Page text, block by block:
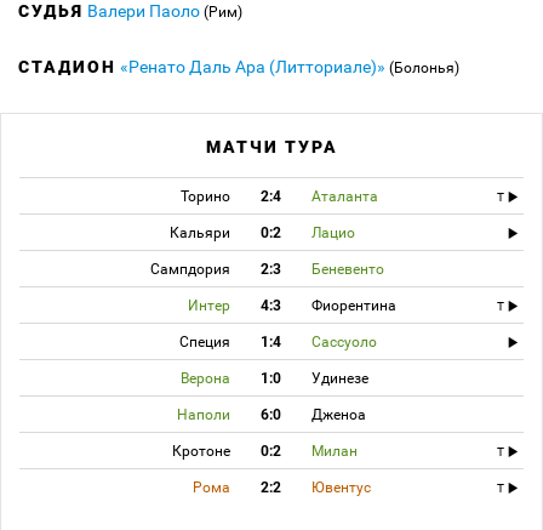
СУДЬЯ Валери Паоло (Рим)
СТАДИОН «Ренато Даль Ара (Литториале)» (Болонья)
МАТЧИ ТУРА
Торино 2:4 Аталанта T
Кальяри 0:2 Лацио
Сампдория 2:3 Беневенто
Интер 4:3 Фиорентина T
Специя 1:4 Сассуоло
Верона 1:0 Удинезе
Наполи 6:0 Дженоа
Кротоне 0:2 Милан T
Рома 2:2 Ювентус T